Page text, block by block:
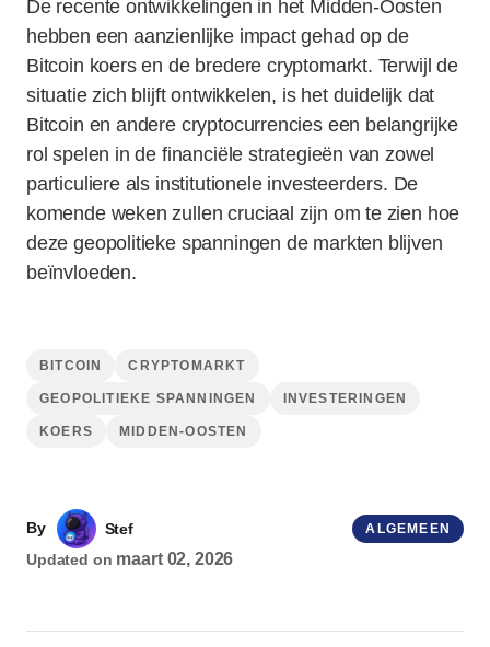
De recente ontwikkelingen in het Midden-Oosten
hebben een aanzienlijke impact gehad op de
Bitcoin koers en de bredere cryptomarkt. Terwijl de
situatie zich blijft ontwikkelen, is het duidelijk dat
Bitcoin en andere cryptocurrencies een belangrijke
rol spelen in de financiële strategieën van zowel
particuliere als institutionele investeerders. De
komende weken zullen cruciaal zijn om te zien hoe
deze geopolitieke spanningen de markten blijven
beïnvloeden.
BITCOIN CRYPTOMARKT
GEOPOLITIEKE SPANNINGEN INVESTERINGEN
KOERS MIDDEN-OOSTEN
By
Stef
Updated on maart 02, 2026
ALGEMEEN